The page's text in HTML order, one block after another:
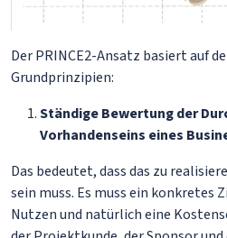
Der PRINCE2-Ansatz basiert auf
Grundprinzipien:
Ständige Bewertung der
Vorhandenseins eines
Das bedeutet, dass das zu
sein muss. Es muss ein konkretes
Nutzen und natürlich eine